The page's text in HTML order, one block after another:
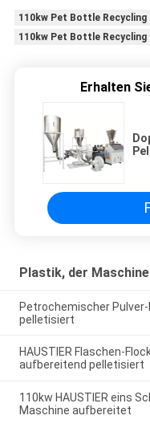
110kw Pet Bottle Recycling
110kw Pet Bottle Recycling
Erhalten
Plastik, der
Petrochemischer
pelletisiert
HAUSTIER Flaschen-
aufbereitend pelletisiert
110kw HAUSTIER eins
Maschine aufbereitet